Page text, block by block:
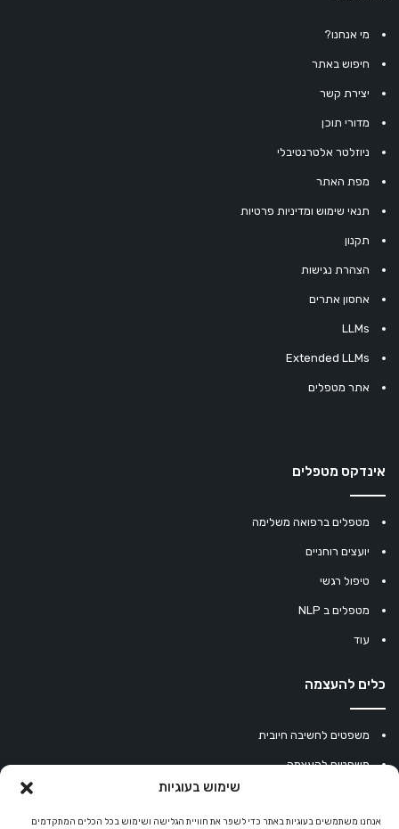
שימוש בעוגיות
אנחנו משתמשים בעוגיות באתר כדי לשפר את חוויית הגלישה ושימוש בכל הכלים המתקדמים
מי אנחנו?
חיפוש באתר
יצירת קשר
מדורי תוכן
ניוזלטר אלטרנטיבלי
מפת האתר
תנאי שימוש ומדיניות פרטיות
תקנון
הצהרת נגישות
אחסון אתרים
LLMs
Extended LLMs
אתר מטפלים
אינדקס מטפלים
מטפלים ברפואה משלימה
יועצים רוחניים
טיפול רגשי
מטפלים ב NLP
עוד
כלים להעצמה
משפטים לחשיבה חיובית
משפטים להעצמה
מחשבון נומרולוגיה